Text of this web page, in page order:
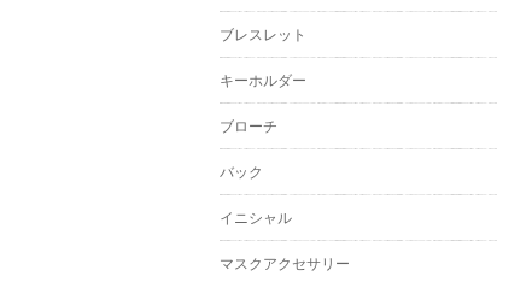
ブレスレット
キーホルダー
ブローチ
バック
イニシャル
マスクアクセサリー